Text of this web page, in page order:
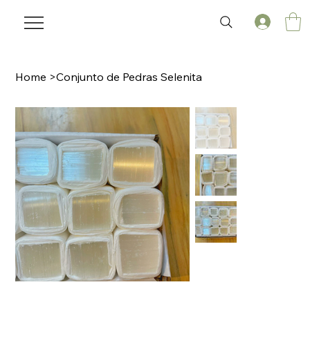
Home >Conjunto de Pedras Selenita
🌟 Welcome to our help center!